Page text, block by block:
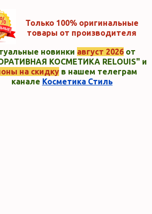
Только 100% оригинальные
товары от производителя
новинки август 2026 от
КОСМЕТИКА RELOUIS" и
на скидкув нашем телеграм
канале Косметика Стиль